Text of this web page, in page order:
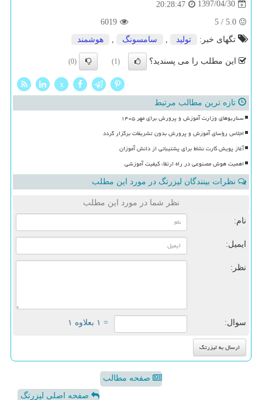
1397/04/30
20:28:47
5.0
/
5
6019
تگهای خبر:
تولید , سامسونگ , هوشمند
این مطلب را می پسندید؟ (1)
(0)
x
تازه ترین مطالب مرتبط
سناریوهای وزارت آموزش و پرورش برای مهر ۱۴۰۵
اجلاس رؤسای آموزش و پرورش بدون تشریفات برگزار گردد
آغاز پویش کارت نشاط برای پشتیبانی از دانش آموزان
اهمیت هوش مصنوعی در راه ارتقاء کیفیت آموزشی
نظرات بینندگان لیزرتگ در مورد این مطلب
نظر شما در مورد این مطلب
نام:
ایمیل:
نظر:
سوال: = ۱ بعلاوه ۱
صفحه مطالب
صفحه اصلی لیزرتگ